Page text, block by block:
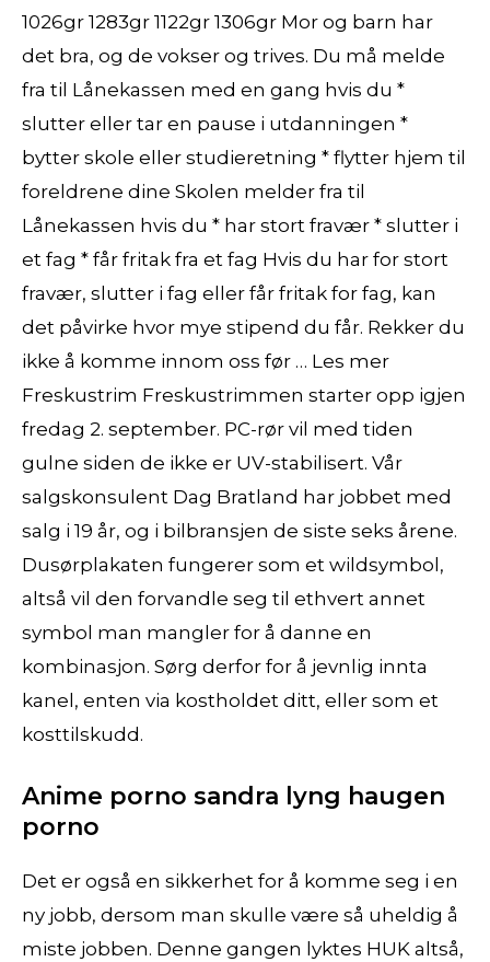
1026gr 1283gr 1122gr 1306gr Mor og barn har
det bra, og de vokser og trives. Du må melde
fra til Lånekassen med en gang hvis du *
slutter eller tar en pause i utdanningen *
bytter skole eller studieretning * flytter hjem til
foreldrene dine Skolen melder fra til
Lånekassen hvis du * har stort fravær * slutter i
et fag * får fritak fra et fag Hvis du har for stort
fravær, slutter i fag eller får fritak for fag, kan
det påvirke hvor mye stipend du får. Rekker du
ikke å komme innom oss før … Les mer
Freskustrim Freskustrimmen starter opp igjen
fredag 2. september. PC-rør vil med tiden
gulne siden de ikke er UV-stabilisert. Vår
salgskonsulent Dag Bratland har jobbet med
salg i 19 år, og i bilbransjen de siste seks årene.
Dusørplakaten fungerer som et wildsymbol,
altså vil den forvandle seg til ethvert annet
symbol man mangler for å danne en
kombinasjon. Sørg derfor for å jevnlig innta
kanel, enten via kostholdet ditt, eller som et
kosttilskudd.
Anime porno sandra lyng haugen
porno
Det er også en sikkerhet for å komme seg i en
ny jobb, dersom man skulle være så uheldig å
miste jobben. Denne gangen lyktes HUK altså,